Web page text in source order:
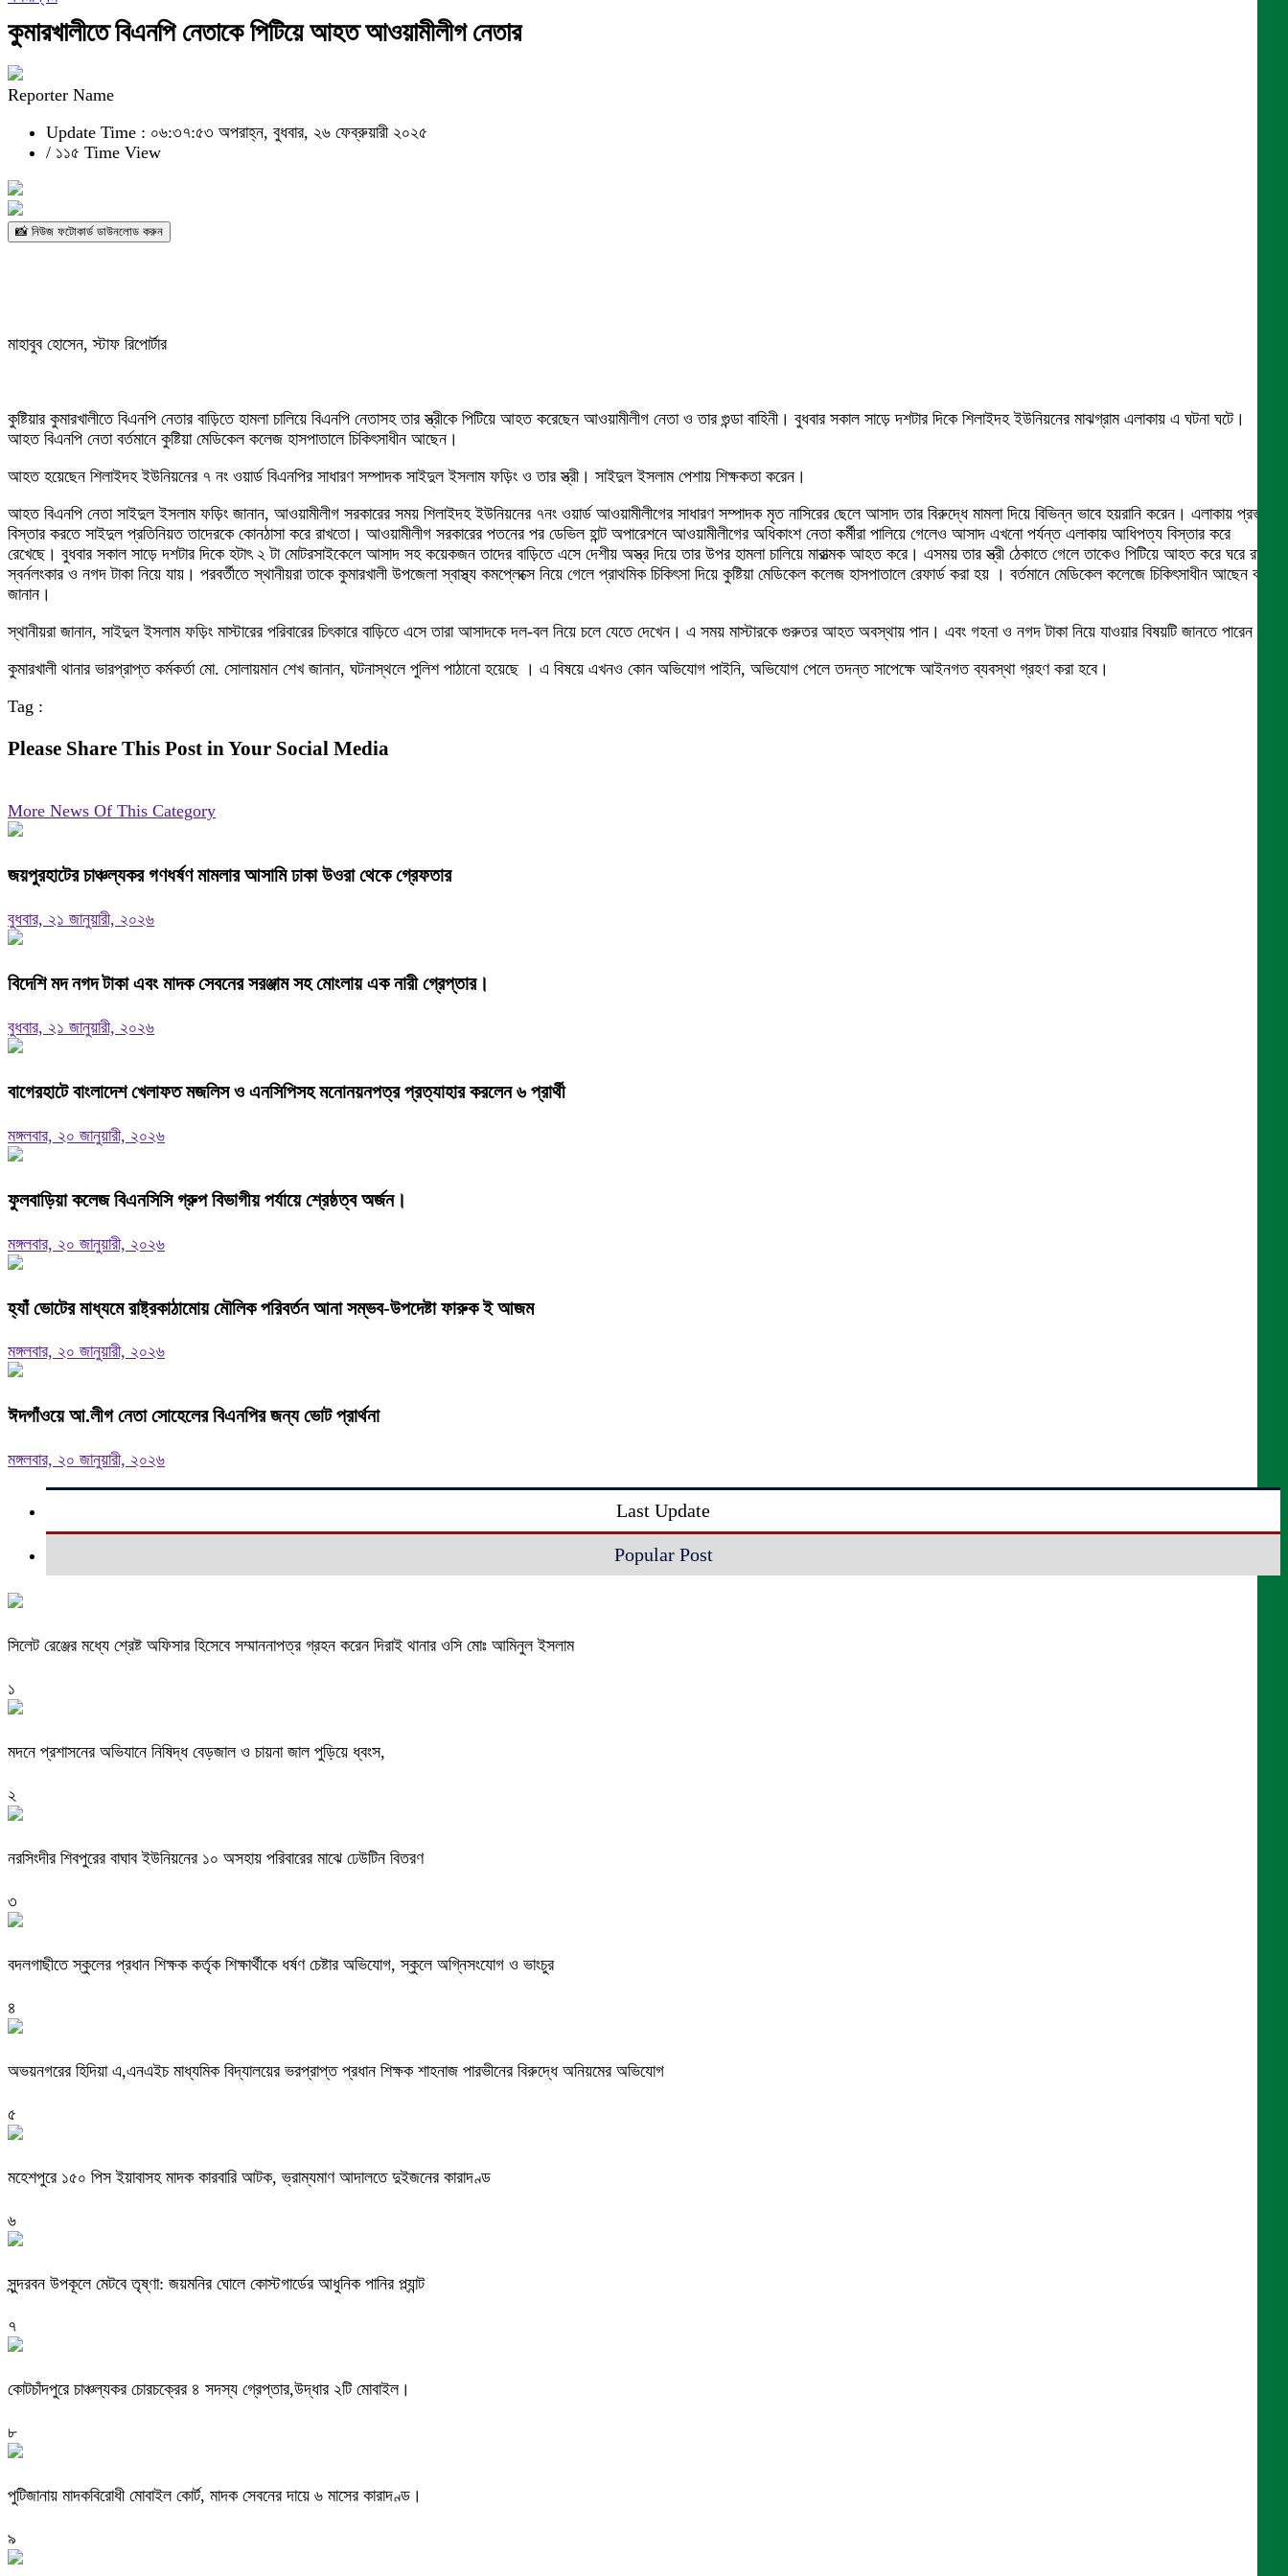
কুমারখালীতে বিএনপি নেতাকে পিটিয়ে আহত আওয়ামীলীগ নেতার
Reporter Name
Update Time : ০৬:৩৭:৫৩ অপরাহ্ন, বুধবার, ২৬ ফেব্রুয়ারী ২০২৫
/ ১১৫ Time View
📸 নিউজ ফটোকার্ড ডাউনলোড করুন
মাহাবুব হোসেন, স্টাফ রিপোর্টার
কুষ্টিয়ার কুমারখালীতে বিএনপি নেতার বাড়িতে হামলা চালিয়ে বিএনপি নেতাসহ তার স্ত্রীকে পিটিয়ে আহত করেছেন আওয়ামীলীগ নেতা ও তার গুন্ডা বাহিনী। বুধবার সকাল সাড়ে দশটার দিকে শিলাইদহ ইউনিয়নের মাঝগ্রাম এলাকায় এ ঘটনা ঘটে।
আহত বিএনপি নেতা বর্তমানে কুষ্টিয়া মেডিকেল কলেজ হাসপাতালে চিকিৎসাধীন আছেন।
আহত হয়েছেন শিলাইদহ ইউনিয়নের ৭ নং ওয়ার্ড বিএনপির সাধারণ সম্পাদক সাইদুল ইসলাম ফড়িং ও তার স্ত্রী। সাইদুল ইসলাম পেশায় শিক্ষকতা করেন।
আহত বিএনপি নেতা সাইদুল ইসলাম ফড়িং জানান, আওয়ামীলীগ সরকারের সময় শিলাইদহ ইউনিয়নের ৭নং ওয়ার্ড আওয়ামীলীগের সাধারণ সম্পাদক মৃত নাসিরের ছেলে আসাদ তার বিরুদ্ধে মামলা দিয়ে বিভিন্ন ভাবে হয়রানি করেন। এলাকায় প্রভাব
বিস্তার করতে সাইদুল প্রতিনিয়ত তাদেরকে কোনঠাসা করে রাখতো। আওয়ামীলীগ সরকারের পতনের পর ডেভিল হান্ট অপারেশনে আওয়ামীলীগের অধিকাংশ নেতা কর্মীরা পালিয়ে গেলেও আসাদ এখনো পর্যন্ত এলাকায় আধিপত্য বিস্তার করে
রেখেছে। বুধবার সকাল সাড়ে দশটার দিকে হটাৎ ২ টা মোটরসাইকেলে আসাদ সহ কয়েকজন তাদের বাড়িতে এসে দেশীয় অস্ত্র দিয়ে তার উপর হামলা চালিয়ে মারাত্মক আহত করে। এসময় তার স্ত্রী ঠেকাতে গেলে তাকেও পিটিয়ে আহত করে ঘরে রাখা
স্বর্নলংকার ও নগদ টাকা নিয়ে যায়। পরবর্তীতে স্থানীয়রা তাকে কুমারখালী উপজেলা স্বাস্থ্য কমপ্লেক্সে নিয়ে গেলে প্রাথমিক চিকিৎসা দিয়ে কুষ্টিয়া মেডিকেল কলেজ হাসপাতালে রেফার্ড করা হয় । বর্তমানে মেডিকেল কলেজে চিকিৎসাধীন আছেন বলে
জানান।
স্থানীয়রা জানান, সাইদুল ইসলাম ফড়িং মাস্টারের পরিবারের চিৎকারে বাড়িতে এসে তারা আসাদকে দল-বল নিয়ে চলে যেতে দেখেন। এ সময় মাস্টারকে গুরুতর আহত অবস্থায় পান। এবং গহনা ও নগদ টাকা নিয়ে যাওয়ার বিষয়টি জানতে পারেন।
কুমারখালী থানার ভারপ্রাপ্ত কর্মকর্তা মো. সোলায়মান শেখ জানান, ঘটনাস্থলে পুলিশ পাঠানো হয়েছে । এ বিষয়ে এখনও কোন অভিযোগ পাইনি, অভিযোগ পেলে তদন্ত সাপেক্ষে আইনগত ব্যবস্থা গ্রহণ করা হবে।
Tag :
Please Share This Post in Your Social Media
More News Of This Category
জয়পুরহাটের চাঞ্চল্যকর গণধর্ষণ মামলার আসামি ঢাকা উওরা থেকে গ্রেফতার
বুধবার, ২১ জানুয়ারী, ২০২৬
বিদেশি মদ নগদ টাকা এবং মাদক সেবনের সরঞ্জাম সহ মোংলায় এক নারী গ্রেপ্তার।
বুধবার, ২১ জানুয়ারী, ২০২৬
বাগেরহাটে বাংলাদেশ খেলাফত মজলিস ও এনসিপিসহ মনোনয়নপত্র প্রত্যাহার করলেন ৬ প্রার্থী
মঙ্গলবার, ২০ জানুয়ারী, ২০২৬
ফুলবাড়িয়া কলেজ বিএনসিসি গ্রুপ বিভাগীয় পর্যায়ে শ্রেষ্ঠত্ব অর্জন।
মঙ্গলবার, ২০ জানুয়ারী, ২০২৬
হ্যাঁ ভোটের মাধ্যমে রাষ্ট্রকাঠামোয় মৌলিক পরিবর্তন আনা সম্ভব-উপদেষ্টা ফারুক ই আজম
মঙ্গলবার, ২০ জানুয়ারী, ২০২৬
ঈদগাঁওয়ে আ.লীগ নেতা সোহেলের বিএনপির জন্য ভোট প্রার্থনা
মঙ্গলবার, ২০ জানুয়ারী, ২০২৬
Last Update
Popular Post
সিলেট রেঞ্জের মধ্যে শ্রেষ্ট অফিসার হিসেবে সম্মাননাপত্র গ্রহন করেন দিরাই থানার ওসি মোঃ আমিনুল ইসলাম
১
মদনে প্রশাসনের অভিযানে নিষিদ্ধ বেড়জাল ও চায়না জাল পুড়িয়ে ধ্বংস,
২
নরসিংদীর শিবপুরের বাঘাব ইউনিয়নের ১০ অসহায় পরিবারের মাঝে ঢেউটিন বিতরণ
৩
বদলগাছীতে স্কুলের প্রধান শিক্ষক কর্তৃক শিক্ষার্থীকে ধর্ষণ চেষ্টার অভিযোগ, স্কুলে অগ্নিসংযোগ ও ভাংচুর
৪
অভয়নগরের হিদিয়া এ,এনএইচ মাধ্যমিক বিদ্যালয়ের ভরপ্রাপ্ত প্রধান শিক্ষক শাহনাজ পারভীনের বিরুদ্ধে অনিয়মের অভিযোগ
৫
মহেশপুরে ১৫০ পিস ইয়াবাসহ মাদক কারবারি আটক, ভ্রাম্যমাণ আদালতে দুইজনের কারাদণ্ড
৬
সুন্দরবন উপকূলে মেটবে তৃষ্ণা: জয়মনির ঘোলে কোস্টগার্ডের আধুনিক পানির প্ল্যান্ট
৭
কোটচাঁদপুরে চাঞ্চল্যকর চোরচক্রের ৪ সদস্য গ্রেপ্তার,উদ্ধার ২টি মোবাইল।
৮
পুটিজানায় মাদকবিরোধী মোবাইল কোর্ট, মাদক সেবনের দায়ে ৬ মাসের কারাদণ্ড।
৯